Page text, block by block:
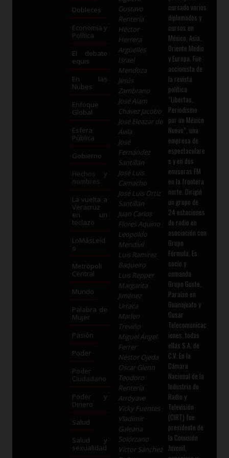
Dobleces
Economía y
Política
El debate
equis
En las
Nubes
Enfoque
Global
Esfera
Pública
Gobierno
Hechos y
nombres
La vuelta a
Veracruz
en un
teclazo
LoMásLeíd
o
Metrópoli
Central
Mundo
Palabra de
Mujer
Pasión
Poder
Poder
Ciudadano
Poder y
Dinero
Salud
Salud y
sexualidad
Gustavo
Rentería
Héctor
Herrera
Argüelles
Israel
Mendoza
Jesús
Zambrano
José Alam
Chávez Jacobo
José Eleazar de
Ávila
José
Fernández
Santillán
José Luis
Camacho
José Luis Ortiz
Santillán
Juan Carlos
Flores Aquino
Leopoldo
Mendívil
Luis Ramírez
Baqueiro
Luis Repper
Margarita
Jiménez
Urraca
Marlen
Treviño
Miguel Ángel
Ferrer
Néstor Ojeda
Oscar Glenn
Teodoro
Rentería
Arróyave
Vicky Fuentes
Vladimir
Galeana
Solórzano
Víctor Sánchez
cursado varios
diplomados y
cursos en
México, Asia,
Oriente Medio
y Europa. Fue
accionista de
la revista
política
“Libertas,
Periodismo
por un México
Nuevo”, una
empresa de
espectaculare
s y en dos
emisoras FM
en la frontera
norte. Dirigió
un grupo de
24 estaciones
de radio en
asociación con
Grupo
Fórmula. Es
socio y
comanda
Grupo Guste,
Paraíso en
Guanajuato y
Gusar
Telecomunicac
iones, todas
ellas S.A. de
C.V. En la
Cámara
Nacional de la
Industria de
Radio y
Televisión
(CIRT) fue
presidente de
la Comisión
Juvenil,